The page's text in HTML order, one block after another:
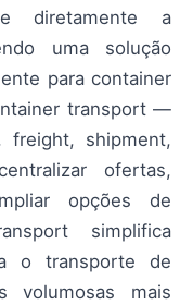
diretamente a
uma solução
para container
transport —
freight, shipment,
ofertas,
opções de
simplifica
o transporte de
volumosas mais